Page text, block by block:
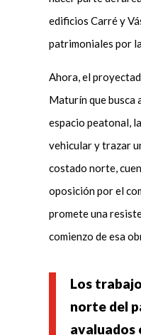
edificios Carré y
patrimoniales por
Ahora, el
Maturín que busca
espacio peatonal,
vehicular y trazar
costado norte,
oposición por el
promete una
comienzo de esa
Los
norte del
avaluados